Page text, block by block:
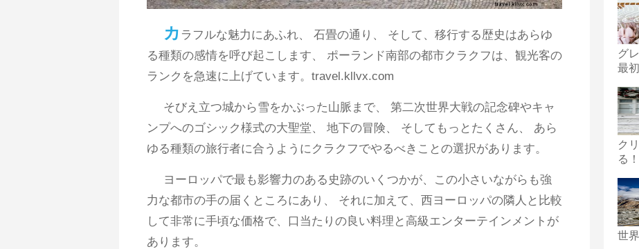
カ ラフルな魅力にあふれ、 石畳の通り、 そして、移行する歴史はあらゆ
る種類の感情を呼び起こします、 ポーランド南部の都市クラクフは、観光客の
ランクを急速に上げています。travel.kllvx.com
そびえ立つ城から雪をかぶった山脈まで、 第二次世界大戦の記念碑やキャ
ンプへのゴシック様式の大聖堂、 地下の冒険、 そしてもっとたくさん、 あら
ゆる種類の旅行者に合うようにクラクフでやるべきことの選択があります。
ヨーロッパで最も影響力のある史跡のいくつかが、この小さいながらも強
力な都市の手の届くところにあり、 それに加えて、西ヨーロッパの隣人と比較
して非常に手頃な価格で、口当たりの良い料理と高級エンターテインメントが
あります。
グ
最
ク
る
世